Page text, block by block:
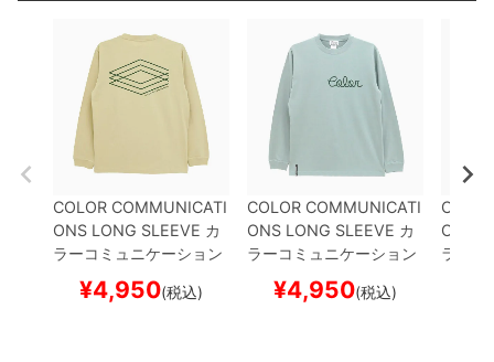
COLOR COMMUNICATI
ONS LONG SLEEVE カ
ラーコミュニケーション
ロングスリーブTシャ
3C DIAMONDSSAN
¥4,950(税込)
COLOR COMMUNICATI
ONS LONG SLEEVE カ
ラーコミュニケーション
ロングスリーブTシャ
HANDWRITE 2SMO
¥4,950(税込)
ONS
ラーコ